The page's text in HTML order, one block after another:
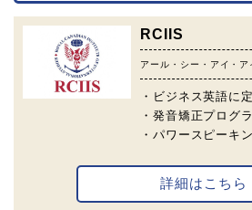
RCIIS
アール・シー・アイ・ア
・ビジネス英語に
・発音矯正プログ
・パワースピーキ
詳細はこちら